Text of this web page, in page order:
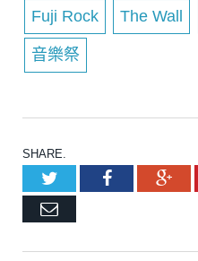
Fuji Rock The Wall
音樂祭
SHARE.
TwitterFacebook
Email